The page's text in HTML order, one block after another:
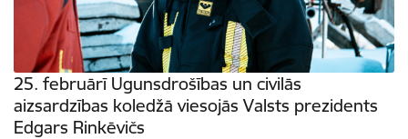
25. februārī Ugunsdrošības un civilās
aizsardzības koledžā viesojās Valsts prezidents
Edgars Rinkēvičs